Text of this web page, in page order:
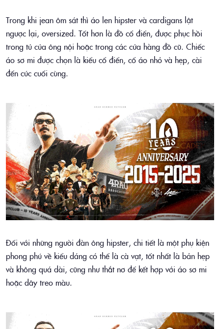
Trong khi jean ôm sát thì áo len hipster và cardigans lật
ngược lại, oversized. Tốt hơn là đồ cổ điển, được phục hồi
trong tủ của ông nội hoặc trong các cửa hàng đồ cũ. Chiếc
áo sơ mi được chọn là kiểu cổ điển, cổ áo nhỏ và hẹp, cài
đến cúc cuối cùng.
Đối với những người đàn ông hipster, chi tiết là một phụ kiện
phong phú về kiểu dáng có thể là cà vạt, tốt nhất là bản hẹp
và không quá dài, cũng như thắt nơ để kết hợp với áo sơ mi
hoặc dây treo màu.